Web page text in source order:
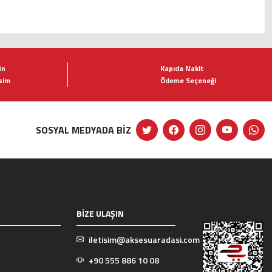
Kapıda Nakit
Ödeme Seçeneği
SOSYAL MEDYADA BİZ
BİZE ULAŞIN
iletisim@aksesuaradasi.com
+90 555 886 10 08